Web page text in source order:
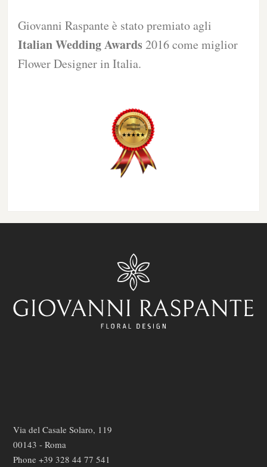
Italian Wedding Awards2016 come miglior
Flower Designer in Italia.
00143 - Roma
Phone +39 328 44 77 541
E-mail: info@giovanniraspante.it